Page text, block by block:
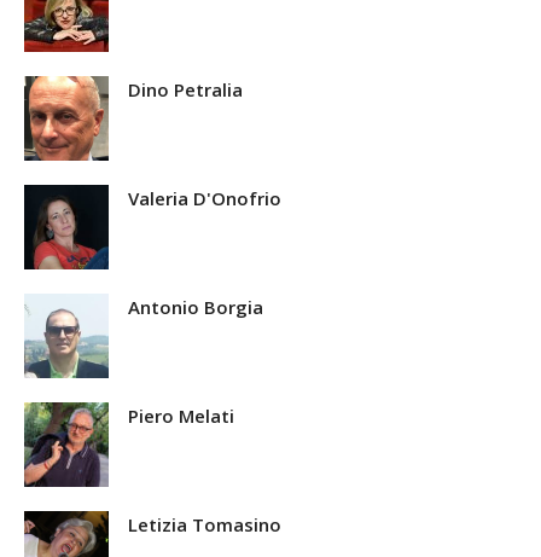
Dino Petralia
Valeria D'Onofrio
Antonio Borgia
Piero Melati
Letizia Tomasino